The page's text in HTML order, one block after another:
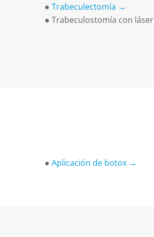
● Trabeculectomía →
● Trabeculostomía con
● Aplicación de botox →